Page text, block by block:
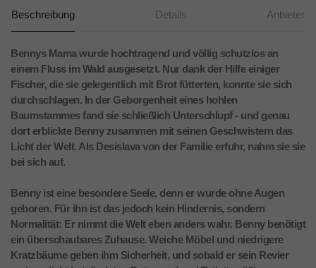
Beschreibung Details Anbieter
Bennys Mama wurde hochtragend und völlig schutzlos an
einem Fluss im Wald ausgesetzt. Nur dank der Hilfe einiger
Fischer, die sie gelegentlich mit Brot fütterten, konnte sie sich
durchschlagen. In der Geborgenheit eines hohlen
Baumstammes fand sie schließlich Unterschlupf - und genau
dort erblickte Benny zusammen mit seinen Geschwistern das
Licht der Welt. Als Desislava von der Familie erfuhr, nahm sie sie
bei sich auf.
Benny ist eine besondere Seele, denn er wurde ohne Augen
geboren. Für ihn ist das jedoch kein Hindernis, sondern
Normalität: Er nimmt die Welt eben anders wahr. Benny benötigt
ein überschaubares Zuhause. Weiche Möbel und niedrigere
Kratzbäume geben ihm Sicherheit, und sobald er sein Revier